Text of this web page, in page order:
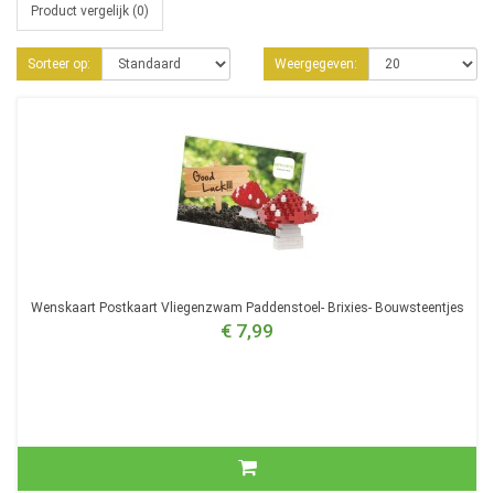
Product vergelijk (0)
Sorteer op: Weergegeven:
Wenskaart Postkaart Vliegenzwam Paddenstoel- Brixies- Bouwsteentjes
€ 7,99